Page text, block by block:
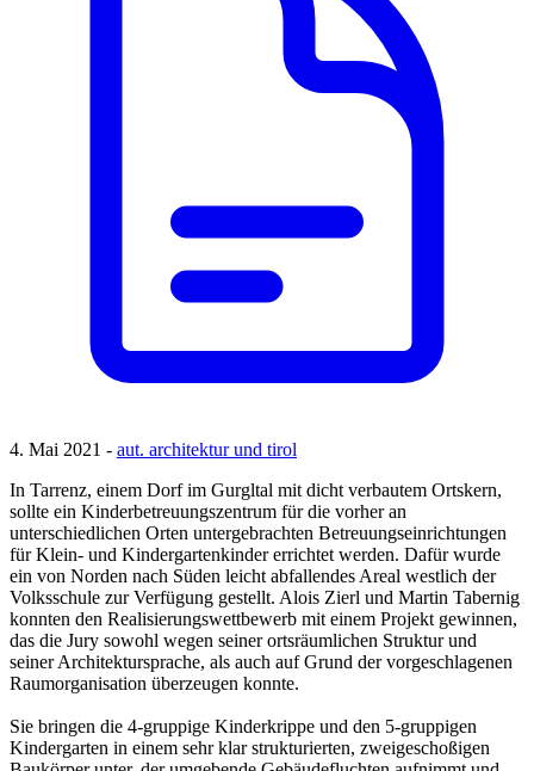
4. Mai 2021 - aut. architektur und tirol
In Tarrenz, einem Dorf im Gurgltal mit dicht verbautem Ortskern,
sollte ein Kinderbetreuungszentrum für die vorher an
unterschiedlichen Orten untergebrachten Betreuungseinrichtungen
für Klein- und Kindergartenkinder errichtet werden. Dafür wurde
ein von Norden nach Süden leicht abfallendes Areal westlich der
Volksschule zur Verfügung gestellt. Alois Zierl und Martin Tabernig
konnten den Realisierungswettbewerb mit einem Projekt gewinnen,
das die Jury sowohl wegen seiner ortsräumlichen Struktur und
seiner Architektursprache, als auch auf Grund der vorgeschlagenen
Raumorganisation überzeugen konnte.
Sie bringen die 4-gruppige Kinderkrippe und den 5-gruppigen
Kindergarten in einem sehr klar strukturierten, zweigeschoßigen